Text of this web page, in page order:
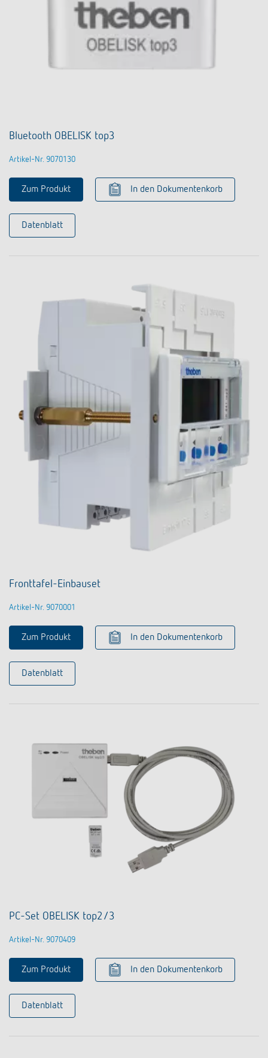
Bluetooth OBELISK top3
Artikel-Nr. 9070130
Zum Produkt In den Dokumentenkorb
Datenblatt
Fronttafel-Einbauset
Artikel-Nr. 9070001
Zum Produkt In den Dokumentenkorb
Datenblatt
PC-Set OBELISK top2/3
Artikel-Nr. 9070409
Zum Produkt In den Dokumentenkorb
Datenblatt